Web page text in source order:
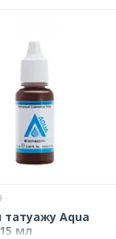
татуажу Aqua
мл